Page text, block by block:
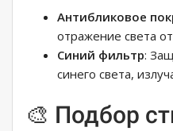
Антибликовое
отражение света
Синий фильтр:
синего света,
🎨 Подбор